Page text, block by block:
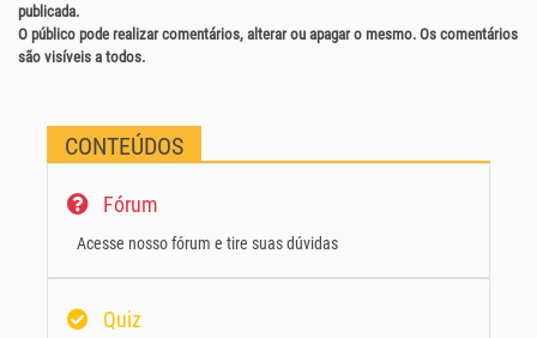
publicada.
O público pode realizar comentários, alterar ou apagar o mesmo. Os comentários
são visíveis a todos.
CONTEÚDOS
Fórum
Acesse nosso fórum e tire suas dúvidas
Quiz